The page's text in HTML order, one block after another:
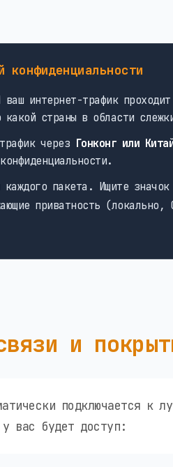
ваш интернет-трафик
страны в области
через Гонконг или
пакета. Ищите значок
приватность
и
подключается к
вас будет доступ: